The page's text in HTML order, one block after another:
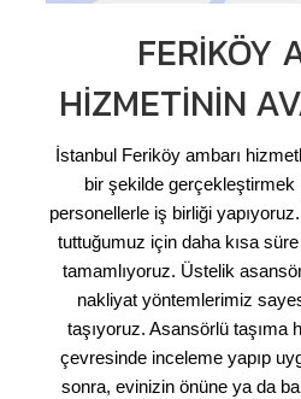
FERIKÖY
HIZMETININ
İstanbul Feriköy ambarı
bir şekilde gerçekleştirmek
personellerle iş birliği
tuttuğumuz için daha kısa
tamamlıyoruz. Üstelik
nakliyat yöntemlerimiz
taşıyoruz. Asansörlü taşıma
çevresinde inceleme yapıp
sonra, evinizin önüne ya da